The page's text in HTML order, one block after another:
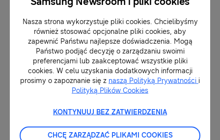
Pomoc kuchenna
W walce z jesienną chandrą pomoże szereg
innowacyjnych funkcji piekarnika Dual Cook
Flex™. Gdy zamarzy nam się pachnąca
cynamonem szarlotka, a nie mamy pod ręką
przepisu, na pomoc przychodzi aż do 50
programów Auto Cook, które dostosują
Nasza strona wykorzystuje pliki cookies. Chcielibyśmy
również stosować opcjonalne pliki cookies, aby
zapewnić Państwu najlepsze doświadczenia. Mogą
Państwo podjąć decyzję o zarządzaniu swoimi
preferencjami lub zaakceptować wszystkie pliki
cookies. W celu uzyskania dodatkowych informacji
prosimy o zapoznanie się z naszą Polityką Prywatności i
Polityką Plików Cookies
KONTYNUUJ BEZ ZATWIERDZENIA
CHCĘ ZARZĄDZAĆ PLIKAMI COOKIES